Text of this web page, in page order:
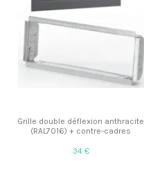
Grille double déflexion anthracite
(RAL7016) + contre-cadres
34 €